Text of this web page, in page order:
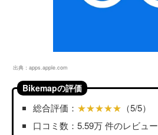
出典： apps.apple.com
Bikemapの評価
総合評価： ★★★★★ （5/5）
口コミ数：5.59万 件のレビュー